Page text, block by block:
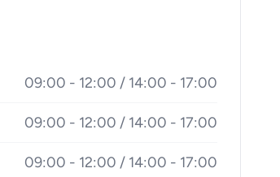
09:00 - 12:00 / 14:00 - 17:00
09:00 - 12:00 / 14:00 - 17:00
09:00 - 12:00 / 14:00 - 17:00